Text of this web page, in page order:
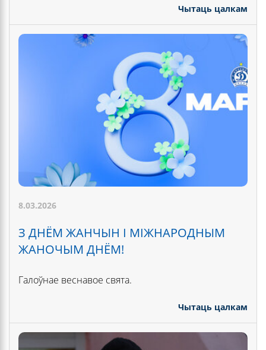
Чытаць цалкам
8.03.2026
З ДНЁМ ЖАНЧЫН І МІЖНАРОДНЫМ
ЖАНОЧЫМ ДНЁМ!
Галоўнае веснавое свята.
Чытаць цалкам